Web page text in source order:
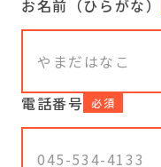
お名前（ひらがな）
電話番号 必須